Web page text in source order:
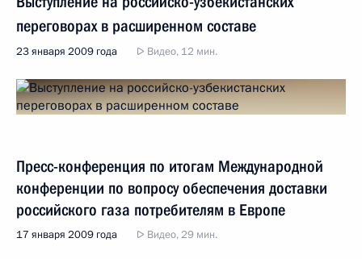
переговорах в расширенном составе
23 января 2009 года Видео, 12 мин.
Пресс-конференция по итогам Международной
конференции по вопросу обеспечения доставки
российского газа потребителям в Европе
17 января 2009 года Видео, 29 мин.